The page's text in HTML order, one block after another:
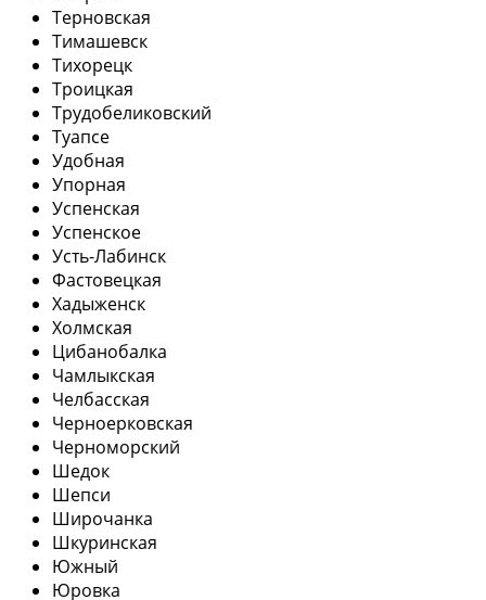
Терновская
Тимашевск
Тихорецк
Троицкая
Трудобеликовский
Туапсе
Удобная
Упорная
Успенская
Успенское
Усть-Лабинск
Фастовецкая
Хадыженск
Холмская
Цибанобалка
Чамлыкская
Челбасская
Черноерковская
Черноморский
Шедок
Шепси
Широчанка
Шкуринская
Южный
Юровка